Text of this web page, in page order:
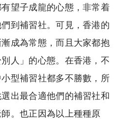
y
Li
n
k
s
A
p
p
望子成龍的心態，非常着
到補習社。可見，香港的
成為常態，而且大家都抱
人」的心態。在香港，不
型補習社都多不勝數，所
出最合適他們的補習社和
。也正因為以上種種原